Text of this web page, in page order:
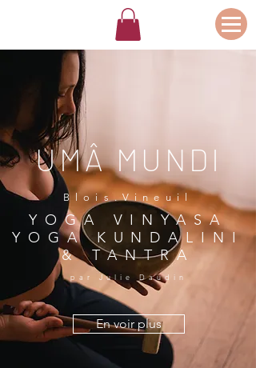
UMÂ MUNDI
Blois.Vineuil
YOGA VINYASA
YOGA KUNDALINI
& TANTRA
par Julie Daudin
En voir plus